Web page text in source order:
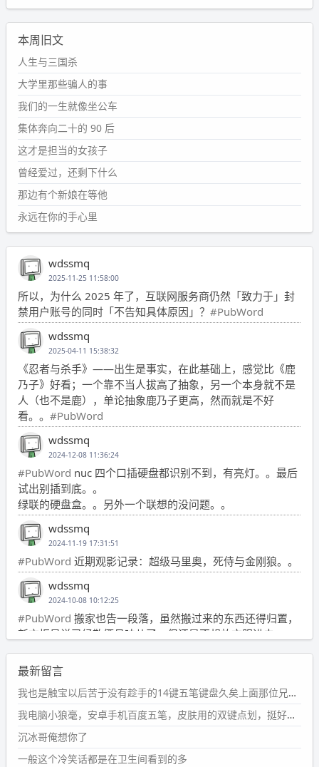
本周旧文
人生与三国杀
大学里那些骗人的事
我们的一生就像坐公车
集体奔向二十的 90 后
这才是担当的女孩子
曾经爱过，还剩下什么
那边有个新娘在等他
永远在你的手心里
wdssmq
2025-11-25 11:58:00
所以，为什么 2025 年了，互联网服务商仍然「致力于」封
禁用户账号的同时「不告知具体原因」？ #PubWord
wdssmq
2025-04-11 15:38:32
《忍者与杀手》——出生是事实，在此基础上，感觉比《鹿
乃子》好看；一个靠不当人拔高了抽象，另一个本身就不是
人（也不是鹿），单论抽象鹿乃子更高，然而就是不好
看。。 #PubWord
wdssmq
2024-12-08 11:36:24
#PubWord nuc 四个口插硬盘都识别不到，有亮灯。。最后
试出别插到底。。
绿联的硬盘盒。。另外一个联想的没问题。。
wdssmq
2024-11-19 17:31:51
#PubWord 近期观影记录：超级马里奥，死侍与金刚狼。。
wdssmq
2024-10-08 10:12:25
#PubWord 搬家也告一段落，虽然搬过来的东西还得归置，
新衣柜虽说已经散俩月味儿了，但还是不想放衣服进去。
wdssmq
2024-09-23 21:00:49
#PubWord要不我每年汇总整理一次？？碎雨集_沉冰浮水_
第1页https://www.wdssmq.com/tag/%E7%A2%8E%E9%9
B%A8%E9%9B%86/
wdssmq
2024-09-23 20:58:40
最新留言
我也是触宝以后苦于没有趁手的14键五笔键盘久矣上面那位兄台用的百度双键点划布局我也用过很久，那个皮肤做得很粗糙，个别键位的触发区域是错位的，快速打字时很容易出错，修改它的皮肤文件校正后勉强能用，但早年出的皮肤分辨率太低，实在谈不上美观。百度小米定制版的商店里有一个"小黑板"皮肤还不错(百度官方输入法商店里没有)，但那个风格我不喜欢这两天找到了一个叫"森林集"的公众号，开发了海量的皮肤，很多都有14键版本，付费但很便宜，几块钱，终于有自己满意的输入法了搜了一下，这个工作室还是百度的官方合作伙伴，不知道为什么14键作品都不在官方商店上架，难道是百度官方在刻意放弃14键？
我电脑小狼毫，安卓手机百度五笔，皮肤用的双键点划，挺好的。
沉冰哥俺想你了
一般这个冷笑话都是在卫生间看到的多